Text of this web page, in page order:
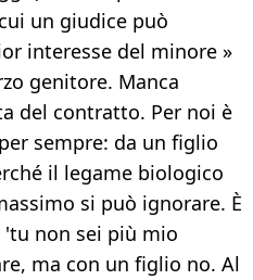
un giudice può
interesse del minore »
genitore. Manca
del contratto. Per noi è
sempre: da un figlio
il legame biologico
si può ignorare. È
non sei più mio
ma con un figlio no. Al